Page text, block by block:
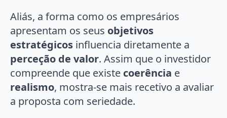
Aliás, a forma como os empresários
apresentam os seus objetivos
estratégicos influencia diretamente a
perceção de valor. Assim que o investidor
compreende que existe coerência e
realismo, mostra-se mais recetivo a avaliar
a proposta com seriedade.